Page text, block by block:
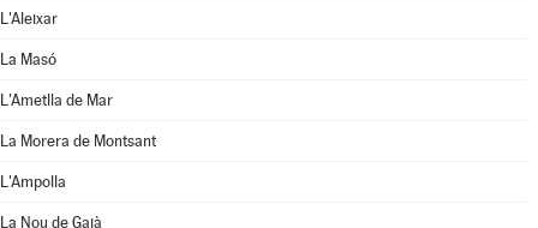
L'Aleixar
La Masó
L'Ametlla de Mar
La Morera de Montsant
L'Ampolla
La Nou de Gaià